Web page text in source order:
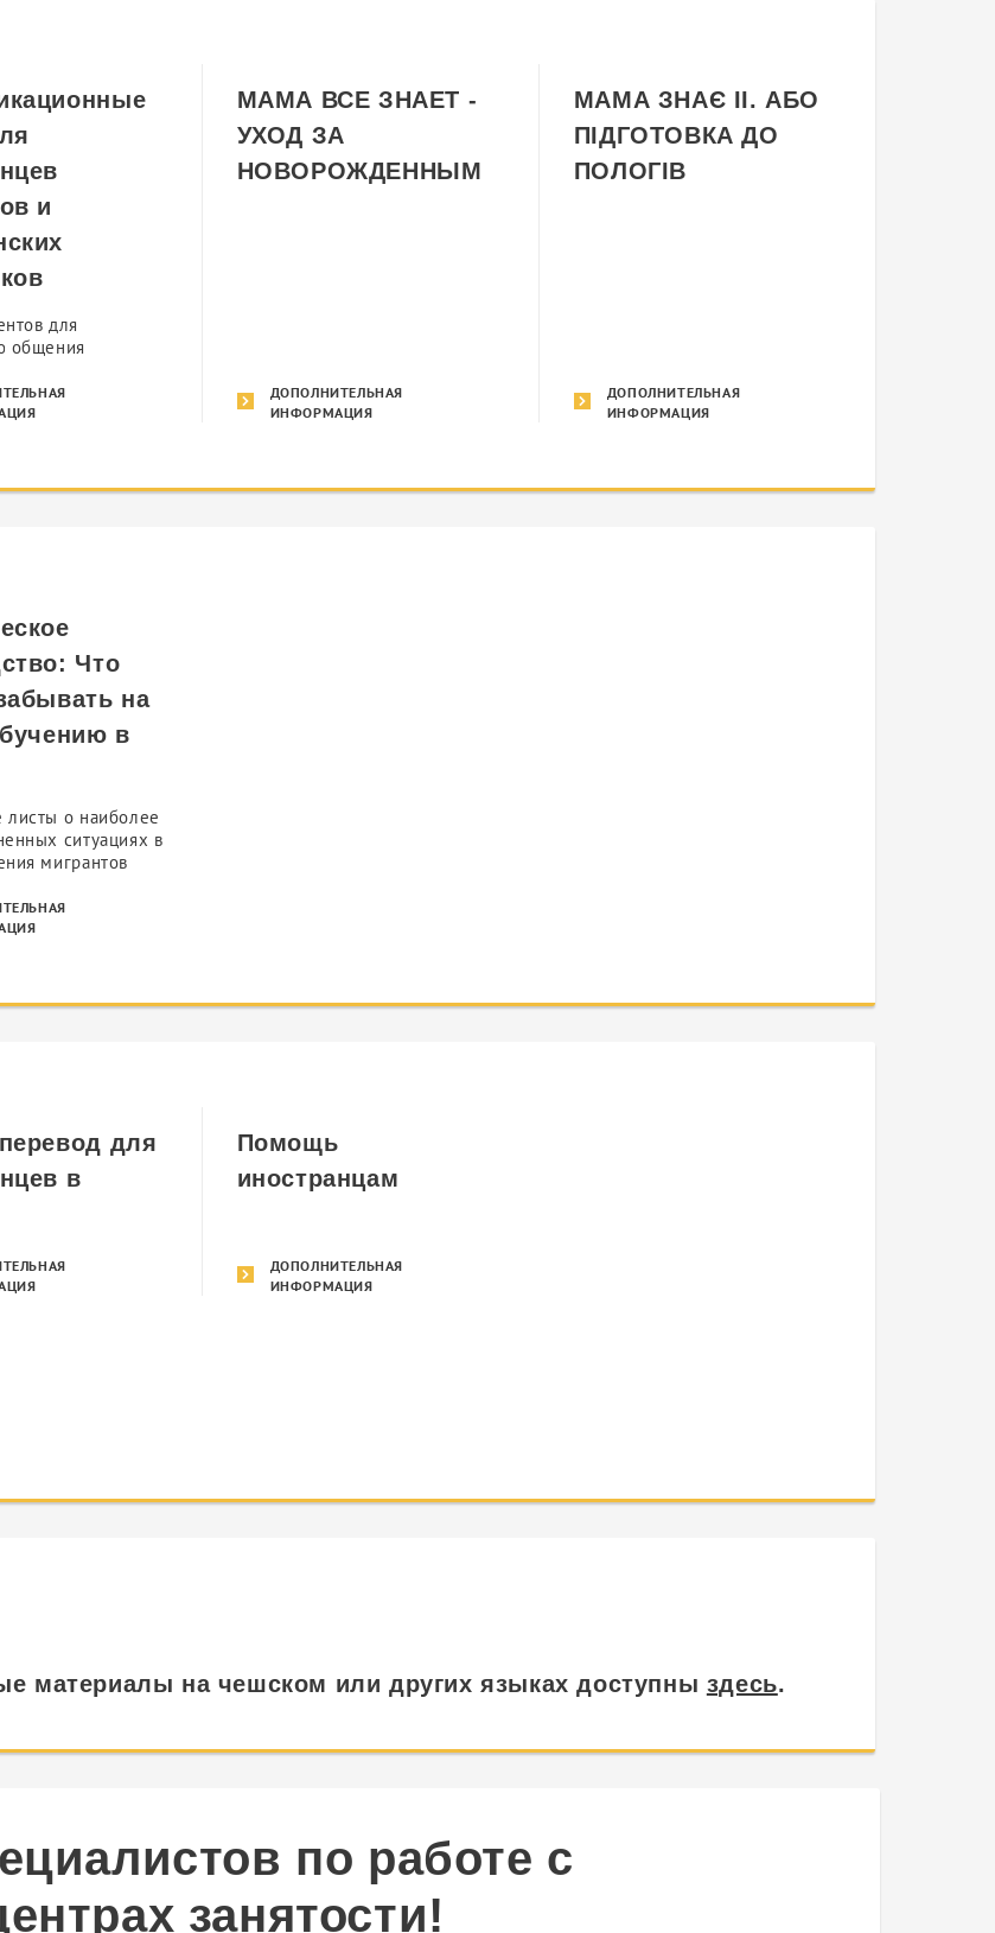
и
для
общения
МАМА ВСЕ ЗНАЕТ -
УХОД ЗА
НОВОРОЖДЕННЫМ
ДОПОЛНИТЕЛЬНАЯ
ИНФОРМАЦИЯ
МАМА ЗНАЄ II. АБО
ПІДГОТОВКА ДО
ПОЛОГІВ
ДОПОЛНИТЕЛЬНАЯ
ИНФОРМАЦИЯ
Что
на
в
листы о наиболее
ситуациях в
мигрантов
для
в
Помощь
иностранцам
ДОПОЛНИТЕЛЬНАЯ
ИНФОРМАЦИЯ
материалы на чешском или других языках доступны здесь.
по работе с
занятости!